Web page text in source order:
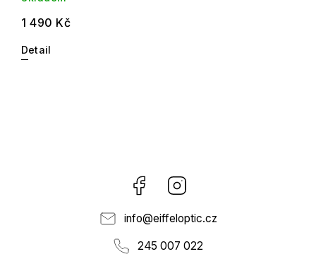
1 490 Kč
Detail
Facebook
info@eiffeloptic.cz
245 007 022